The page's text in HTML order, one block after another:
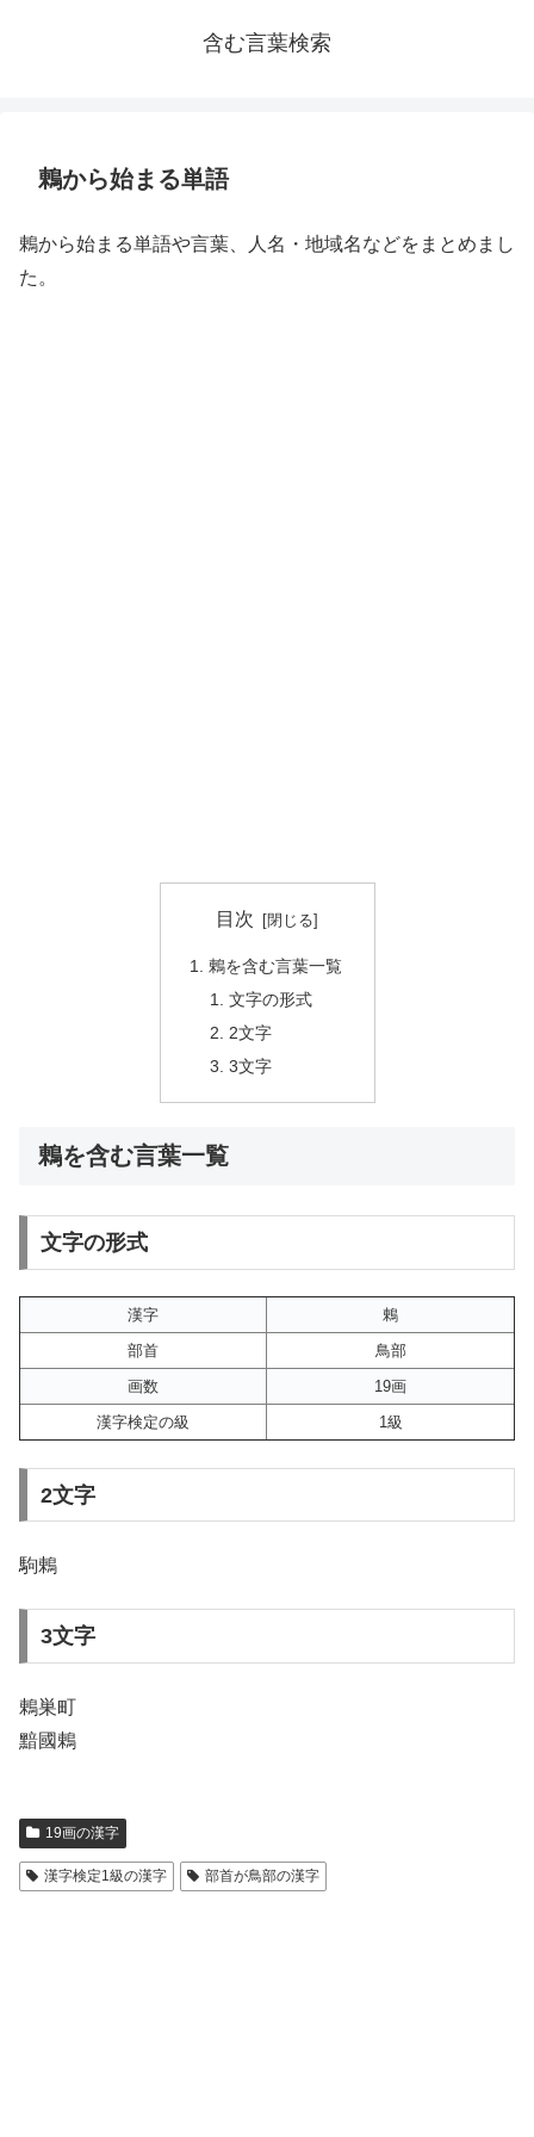
含む言葉検索
鶇から始まる単語
鶇から始まる単語や言葉、人名・地域名などをまとめまし
た。
目次
鶇を含む言葉一覧
文字の形式
2文字
3文字
鶇を含む言葉一覧
文字の形式
漢字
鶇
部首
鳥部
画数
19画
漢字検定の級
1級
2文字
駒鶇
3文字
鶇巣町
黯國鶇
19画の漢字
漢字検定1級の漢字 部首が鳥部の漢字